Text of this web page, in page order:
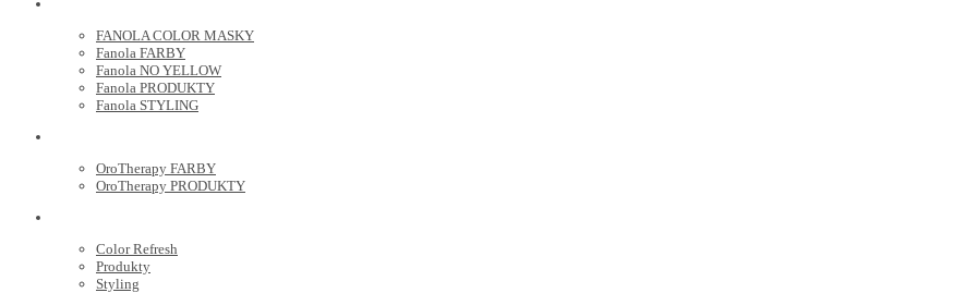
FANOLA COLOR MASKY
Fanola FARBY
Fanola NO YELLOW
Fanola PRODUKTY
Fanola STYLING
OroTherapy FARBY
OroTherapy PRODUKTY
Color Refresh
Produkty
Styling